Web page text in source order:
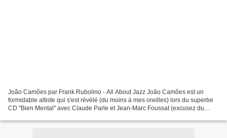
João Camões par Frank Rubolino - All About Jazz João Camões est un
formidable altiste qui s'est révélé (du moins à mes oreilles) lors du superbe
CD "Bien Mental" avec Claude Parle et Jean-Marc Foussat (excusez du